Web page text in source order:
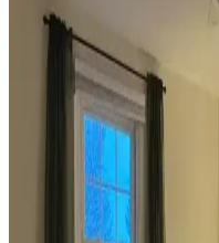
Ev Dekorasyonunda
Uyumu, Mobilya
Reddit tartışması üzerinden
mobilya yerleşimi ve
alanlarının estetik ve
Veranda
ve Mobilya
Yöntemleri